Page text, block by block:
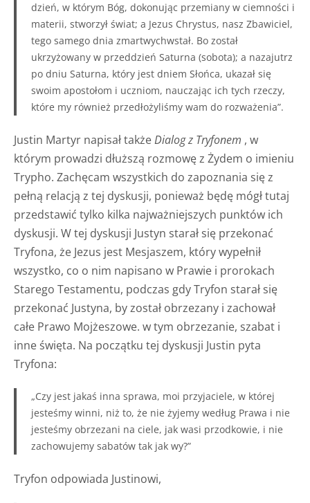
dzień, w którym Bóg, dokonując przemiany w ciemności i
materii, stworzył świat; a Jezus Chrystus, nasz Zbawiciel,
tego samego dnia zmartwychwstał. Bo został
ukrzyżowany w przeddzień Saturna (sobota); a nazajutrz
po dniu Saturna, który jest dniem Słońca, ukazał się
swoim apostołom i uczniom, nauczając ich tych rzeczy,
które my również przedłożyliśmy wam do rozważenia”.
Justin Martyr napisał takżeDialog z Tryfonem , w
którym prowadzi dłuższą rozmowę z Żydem o imieniu
Trypho. Zachęcam wszystkich do zapoznania się z
pełną relacją z tej dyskusji, ponieważ będę mógł tutaj
przedstawić tylko kilka najważniejszych punktów ich
dyskusji. W tej dyskusji Justyn starał się przekonać
Tryfona, że Jezus jest Mesjaszem, który wypełnił
wszystko, co o nim napisano w Prawie i prorokach
Starego Testamentu, podczas gdy Tryfon starał się
przekonać Justyna, by został obrzezany i zachował
całe Prawo Mojżeszowe. w tym obrzezanie, szabat i
inne święta. Na początku tej dyskusji Justin pyta
Tryfona:
„Czy jest jakaś inna sprawa, moi przyjaciele, w której
jesteśmy winni, niż to, że nie żyjemy według Prawa i nie
jesteśmy obrzezani na ciele, jak wasi przodkowie, i nie
zachowujemy sabatów tak jak wy?”
Tryfon odpowiada Justinowi,